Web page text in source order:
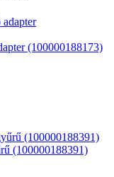
(100000188173)
(100000188391)